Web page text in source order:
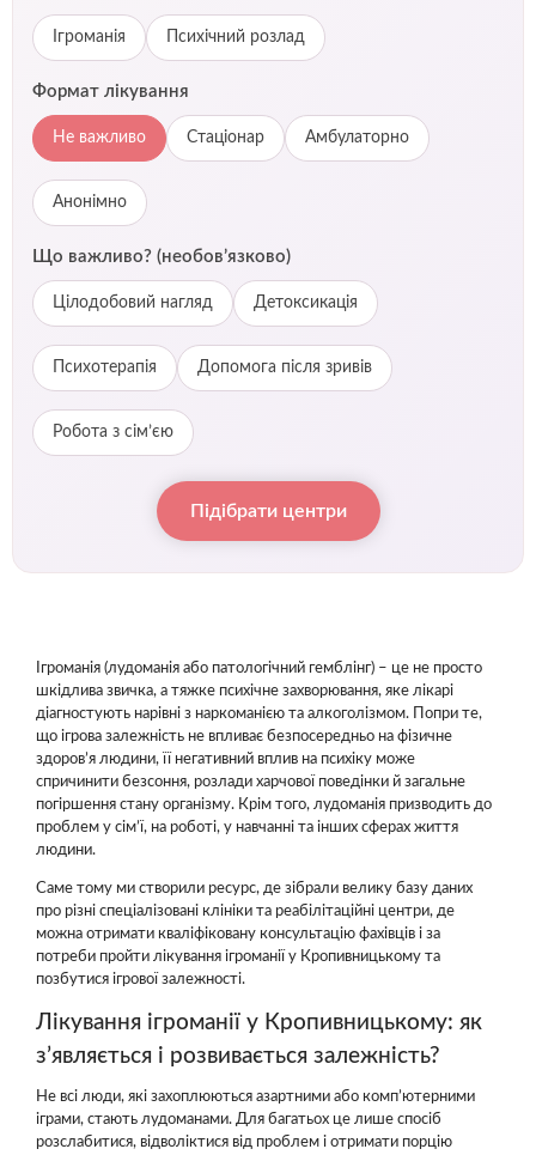
Ігроманія Психічний розлад
Формат лікування
Не важливо Стаціонар Амбулаторно
Анонімно
Що важливо? (необов’язково)
Цілодобовий нагляд Детоксикація
Психотерапія Допомога після зривів
Робота з сім’єю
Підібрати центри
Ігроманія (лудоманія або патологічний гемблінг) – це не просто
шкідлива звичка, а тяжке психічне захворювання, яке лікарі
діагностують нарівні з наркоманією та алкоголізмом. Попри те,
що ігрова залежність не впливає безпосередньо на фізичне
здоров’я людини, її негативний вплив на психіку може
спричинити безсоння, розлади харчової поведінки й загальне
погіршення стану організму. Крім того, лудоманія призводить до
проблем у сім’ї, на роботі, у навчанні та інших сферах життя
людини.
Саме тому ми створили ресурс, де зібрали велику базу даних
про різні спеціалізовані клініки та реабілітаційні центри, де
можна отримати кваліфіковану консультацію фахівців і за
потреби пройти лікування ігроманії у Кропивницькому та
позбутися ігрової залежності.
Лікування ігроманії у Кропивницькому: як
з’являється і розвивається залежність?
Не всі люди, які захоплюються азартними або комп’ютерними
іграми, стають лудоманами. Для багатьох це лише спосіб
розслабитися, відволіктися від проблем і отримати порцію